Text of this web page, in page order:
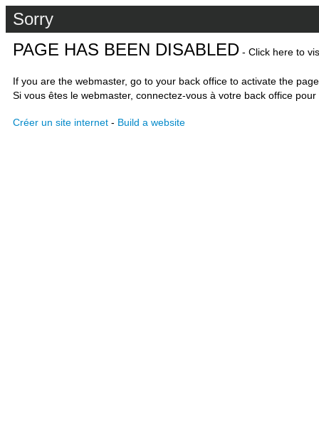
Sorry
PAGE HAS BEEN DISABLED - Click here to
If you are the webmaster, go to your back office to activate the
Si vous êtes le webmaster, connectez-vous à votre back office
Créer un site internet - Build a website